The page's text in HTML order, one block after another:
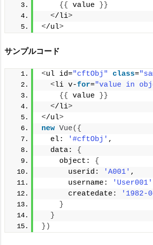
{{
value
}}
</li>
</ul>
サンプルコード
<ul id="cftObj" class=
<li v-for="value in
{{
value
}}
</li>
</ul>
new Vue({
  el:
'#cftObj' ,
  data:
{
    object:
{
      userid:
'A001' ,
      username:
'User001'
      createdate:
'1982-
}
}
})